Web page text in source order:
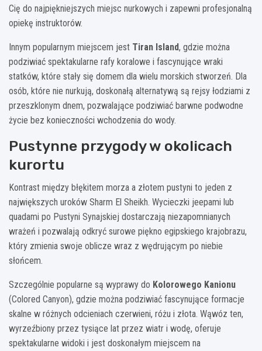
Cię do najpiękniejszych miejsc nurkowych i zapewni profesjonalną
opiekę instruktorów.
Innym popularnym miejscem jest Tiran Island, gdzie można
podziwiać spektakularne rafy koralowe i fascynujące wraki
statków, które stały się domem dla wielu morskich stworzeń. Dla
osób, które nie nurkują, doskonałą alternatywą są rejsy łodziami z
przeszklonym dnem, pozwalające podziwiać barwne podwodne
życie bez konieczności wchodzenia do wody.
Pustynne przygody w okolicach
kurortu
Kontrast między błękitem morza a złotem pustyni to jeden z
największych uroków Sharm El Sheikh. Wycieczki jeepami lub
quadami po Pustyni Synajskiej dostarczają niezapomnianych
wrażeń i pozwalają odkryć surowe piękno egipskiego krajobrazu,
który zmienia swoje oblicze wraz z wędrującym po niebie
słońcem.
Szczególnie popularne są wyprawy do Kolorowego Kanionu
(Colored Canyon), gdzie można podziwiać fascynujące formacje
skalne w różnych odcieniach czerwieni, różu i złota. Wąwóz ten,
wyrzeźbiony przez tysiące lat przez wiatr i wodę, oferuje
spektakularne widoki i jest doskonałym miejscem na